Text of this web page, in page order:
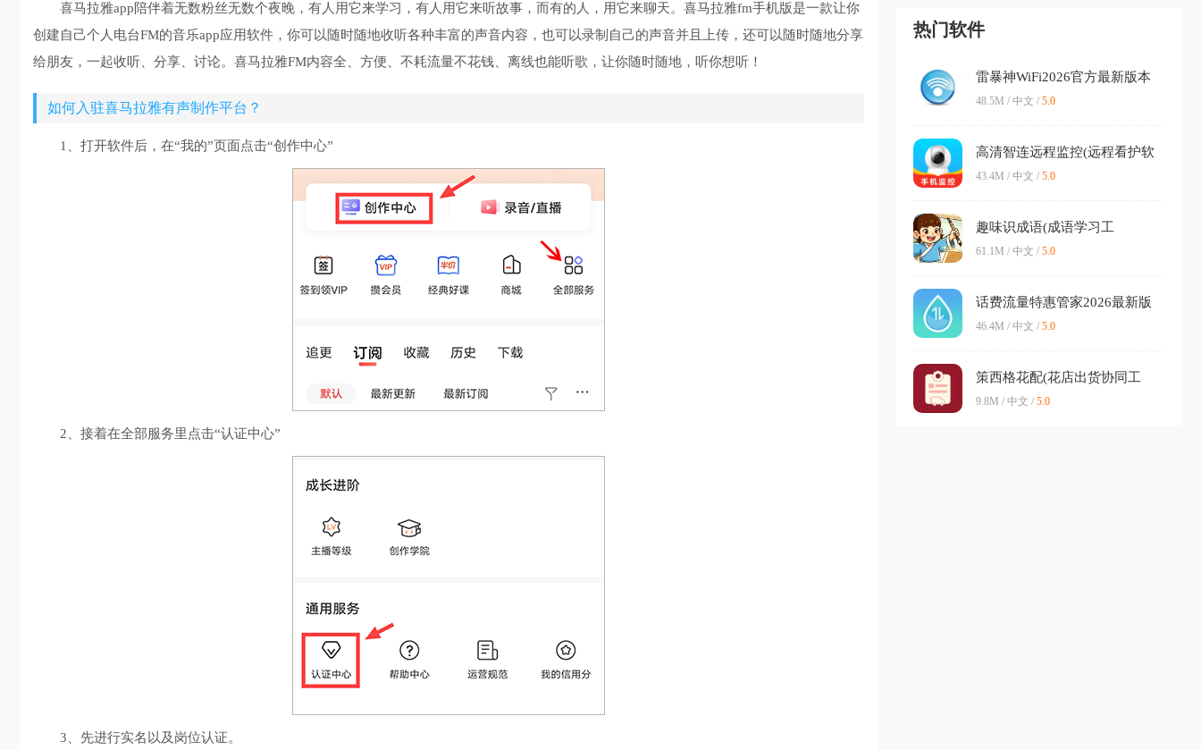
喜马拉雅app陪伴着无数粉丝无数个夜晚，有人用它来学习，有人用它来听故事，而有的人，用它来聊天。喜马拉雅fm手机版是一款让你
创建自己个人电台FM的音乐app应用软件，你可以随时随地收听各种丰富的声音内容，也可以录制自己的声音并且上传，还可以随时随地分享
给朋友，一起收听、分享、讨论。喜马拉雅FM内容全、方便、不耗流量不花钱、离线也能听歌，让你随时随地，听你想听！
如何入驻喜马拉雅有声制作平台？
1、打开软件后，在“我的”页面点击“创作中心”
2、接着在全部服务里点击“认证中心”
3、先进行实名以及岗位认证。
热门软件
雷暴神WiFi2026官方最新版本
v2.0.3 免费版
48.5M / 中文 / 5.0
高清智连远程监控(远程看护软
件)v1.0.0 安卓版
43.4M / 中文 / 5.0
趣味识成语(成语学习工
具)v1.0.0 安卓版
61.1M / 中文 / 5.0
话费流量特惠管家2026最新版
本v1.0.1.1 官方正版
46.4M / 中文 / 5.0
策西格花配(花店出货协同工
具)v1.0 官方正版
9.8M / 中文 / 5.0